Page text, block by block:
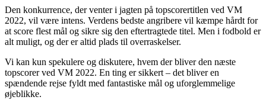
Den konkurrence, der venter i jagten på topscorertitlen ved VM
2022, vil være intens. Verdens bedste angribere vil kæmpe hårdt for
at score flest mål og sikre sig den eftertragtede titel. Men i fodbold er
alt muligt, og der er altid plads til overraskelser.
Vi kan kun spekulere og diskutere, hvem der bliver den næste
topscorer ved VM 2022. En ting er sikkert – det bliver en
spændende rejse fyldt med fantastiske mål og uforglemmelige
øjeblikke.